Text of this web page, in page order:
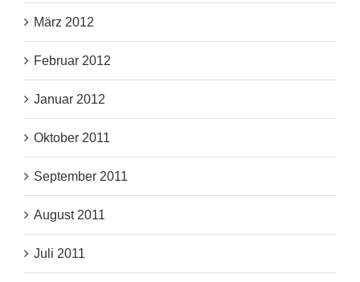
März 2012
Februar 2012
Januar 2012
Oktober 2011
September 2011
August 2011
Juli 2011